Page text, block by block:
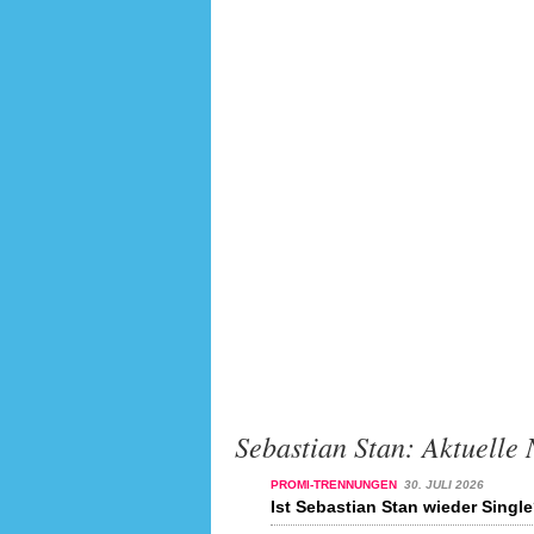
Sebastian Stan: Aktuelle
PROMI-TRENNUNGEN 30. JULI 2026
Ist Sebastian Stan wieder